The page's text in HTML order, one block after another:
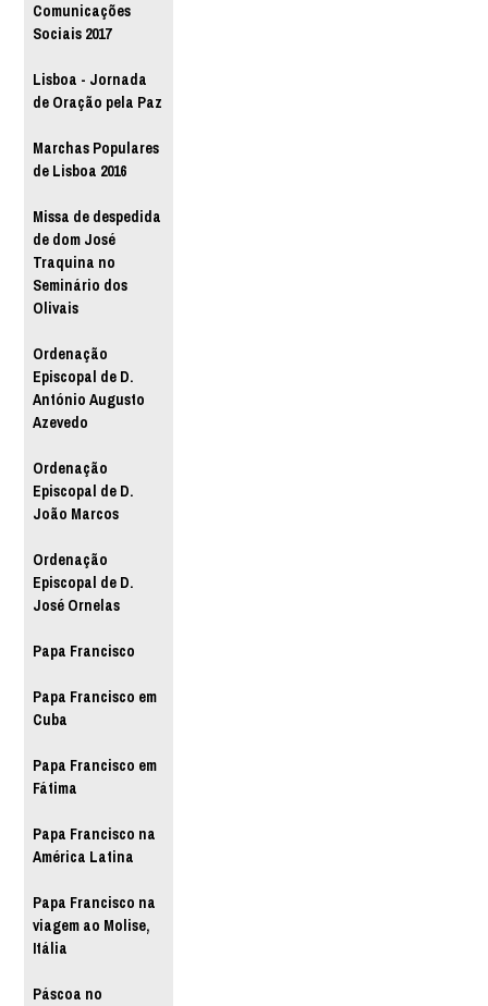
Comunicações
Sociais 2017
Lisboa - Jornada
de Oração pela Paz
Marchas Populares
de Lisboa 2016
Missa de despedida
de dom José
Traquina no
Seminário dos
Olivais
Ordenação
Episcopal de D.
António Augusto
Azevedo
Ordenação
Episcopal de D.
João Marcos
Ordenação
Episcopal de D.
José Ornelas
Papa Francisco
Papa Francisco em
Cuba
Papa Francisco em
Fátima
Papa Francisco na
América Latina
Papa Francisco na
viagem ao Molise,
Itália
Páscoa no